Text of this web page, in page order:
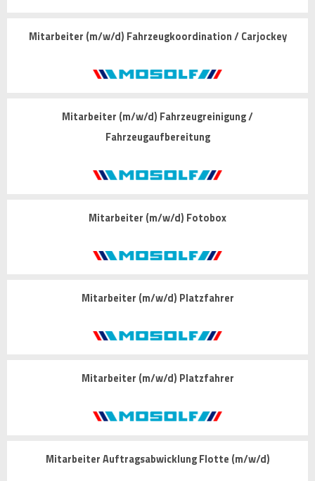
Mitarbeiter (m/w/d) Fahrzeugkoordination / Carjockey
Mitarbeiter (m/w/d) Fahrzeugreinigung /
Fahrzeugaufbereitung
Mitarbeiter (m/w/d) Fotobox
Mitarbeiter (m/w/d) Platzfahrer
Mitarbeiter (m/w/d) Platzfahrer
Mitarbeiter Auftragsabwicklung Flotte (m/w/d)